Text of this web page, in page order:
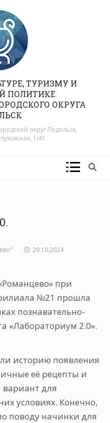
ТУРИЗМУ И
ПОЛИТИКЕ
ОКРУГА
округ Подольск,
1/41
29.10.2024
при
№21 прошла
познавательно-
«Лабораториум 2.0».
историю появления
её рецепты и
для
условиях. Конечно,
поводу начинки для